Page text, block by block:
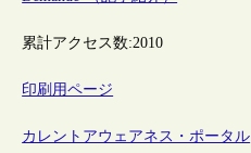
累計アクセス数:2010
印刷用ページ
カレントアウェアネス・ポータル